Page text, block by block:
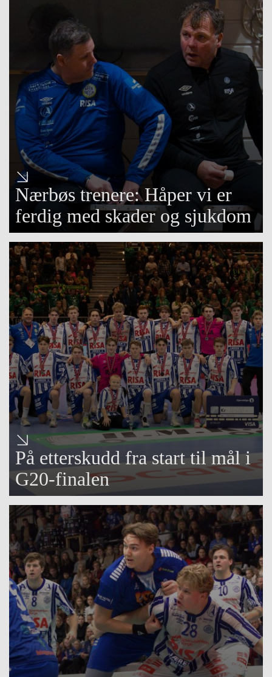
Nærbøs trenere: Håper vi er
ferdig med skader og sjukdom
På etterskudd fra start til mål i
G20-finalen